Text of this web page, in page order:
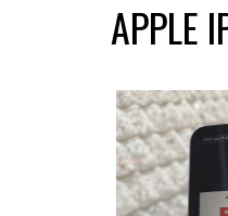
APPLE